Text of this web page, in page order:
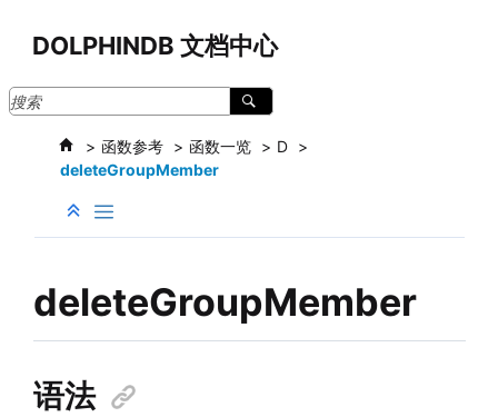
DOLPHINDB 文档中心
函数参考 函数一览
D
deleteGroupMember
deleteGroupMember
语法